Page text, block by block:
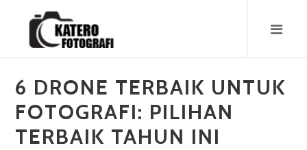
content
6 DRONE TERBAIK UNTUK
FOTOGRAFI: PILIHAN
TERBAIK TAHUN INI